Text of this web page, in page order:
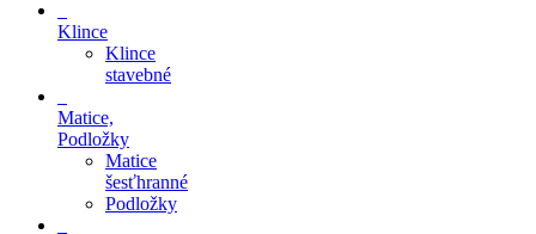
Klince
Klince
stavebné
Matice,
Podložky
Matice
šesťhranné
Podložky